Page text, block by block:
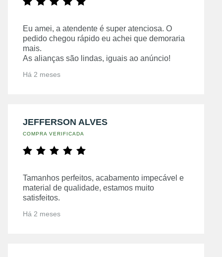
Eu amei, a atendente é super atenciosa. O
pedido chegou rápido eu achei que demoraria
mais.
As alianças são lindas, iguais ao anúncio!
Há 2 meses
JEFFERSON ALVES
COMPRA VERIFICADA
Tamanhos perfeitos, acabamento impecável e
material de qualidade, estamos muito
satisfeitos.
Há 2 meses